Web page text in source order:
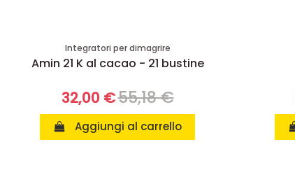
Integratori per dimagrire
32,00 €55,18 €
Aggiungi al carrello